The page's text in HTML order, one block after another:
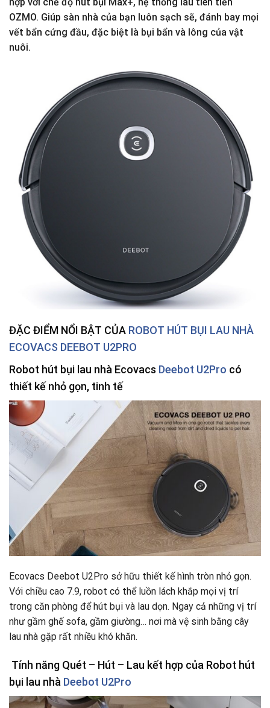
OZMO. Giúp sàn nhà của bạn luôn sạch sẽ, đánh bay mọi
vết bẩn cứng đầu, đặc biệt là bụi bẩn và lông của vật
nuôi.
ĐẶC ĐIỂM NỔI BẬT CỦA ROBOT HÚT BỤI LAU NHÀ
ECOVACS DEEBOT U2PRO
Robot hút bụi lau nhà Ecovacs Deebot U2Pro có
thiết kế nhỏ gọn, tinh tế
Ecovacs Deebot U2Pro sở hữu thiết kế hình tròn nhỏ gọn.
Với chiều cao 7.9, robot có thể luồn lách khắp mọi vị trí
trong căn phòng để hút bụi và lau dọn. Ngay cả những vị trí
như gầm ghế sofa, gầm giường… nơi mà vệ sinh bằng cây
lau nhà gặp rất nhiều khó khăn.
Tính năng Quét – Hút – Lau kết hợp của Robot hút
bụi lau nhà Deebot U2Pro